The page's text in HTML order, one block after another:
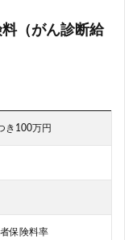
（がん診断給
き100万円
保険料率